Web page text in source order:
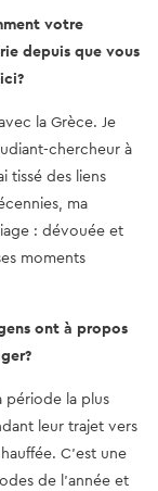
votre
depuis que vous
la Grèce. Je
chercheur à
tissé des liens
ma
: dévouée et
moments
ont à propos
période la plus
leur trajet vers
C’est une
de l’année et